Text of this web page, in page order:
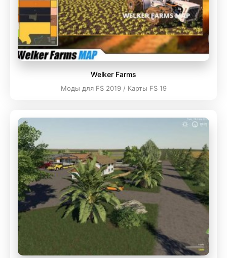
Welker Farms
Моды для FS 2019 / Карты FS 19